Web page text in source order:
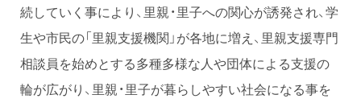
続していく事により、里親・里子への関心が誘発され、学
生や市民の「里親支援機関」が各地に増え、里親支援専門
相談員を始めとする多種多様な人や団体による支援の
輪が広がり、里親・里子が暮らしやすい社会になる事を